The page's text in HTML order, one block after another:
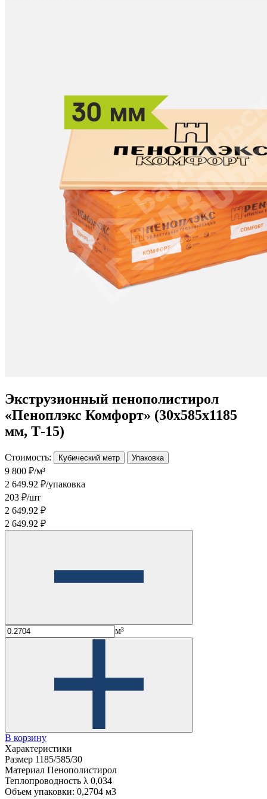
Экструзионный пенополистирол
«Пеноплэкс Комфорт» (30х585х1185
мм, Т-15)
Стоимость: Кубический метр Упаковка
9 800 ₽/м³
2 649.92 ₽/упаковка
203 ₽/шт
2 649.92 ₽
2 649.92 ₽
м³
В корзину
Характеристики
Размер 1185/585/30
Материал Пенополистирол
Теплопроводность λ 0,034
Объем упаковки: 0,2704 м3